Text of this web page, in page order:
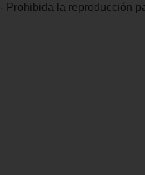
- Prohibida la reproducción